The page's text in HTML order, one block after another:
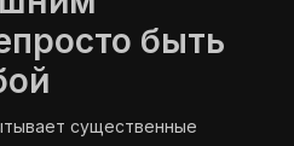
быть
существенные